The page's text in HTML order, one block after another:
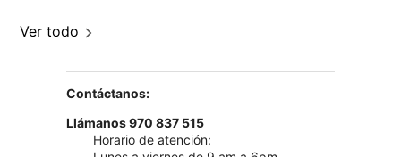
Ver todo
Contáctanos:
Llámanos 970 837 515
Horario de atención: